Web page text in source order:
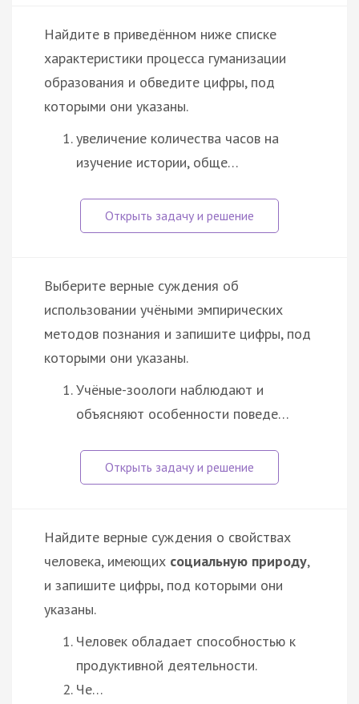
Найдите в приведённом ниже списке
характеристики процесса гуманизации
образования и обведите цифры, под
которыми они указаны.
увеличение количества часов на
изучение истории, обще…
Выберите верные суждения об
использовании учёными эмпирических
методов познания и запишите цифры, под
которыми они указаны.
Учёные-зоологи наблюдают и
объясняют особенности поведе…
Найдите верные суждения о свойствах
человека, имеющих социальную природу,
и запишите цифры, под которыми они
указаны.
Человек обладает способностью к
продуктивной деятельности.
Че…